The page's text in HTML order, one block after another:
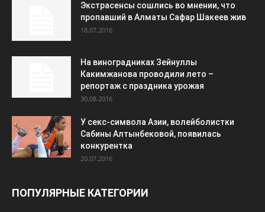
Экстрасенсы сошлись во мнении, что
пропавший в Алматы Сафар Шакеев жив
18.07.2016
На виноградниках Зейнуллы
Какимжанова проводили лето –
репортаж с праздника урожая
30.08.2016
У секс-символа Азии, волейболистки
Сабины Алтынбековой, появилась
конкурентка
20.07.2016
ПОПУЛЯРНЫЕ КАТЕГОРИИ